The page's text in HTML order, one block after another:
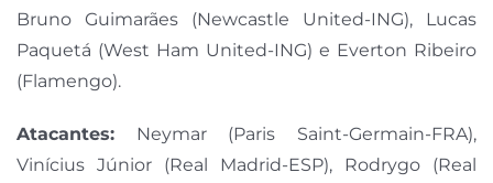
Bruno Guimarães (Newcastle United-ING), Lucas
Paquetá (West Ham United-ING) e Everton Ribeiro
(Flamengo).
Atacantes:Neymar (Paris Saint-Germain-FRA),
Vinícius Júnior (Real Madrid-ESP), Rodrygo (Real